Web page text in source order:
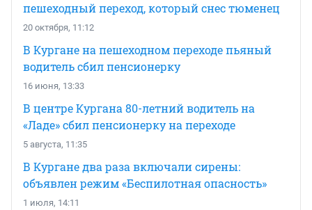
пешеходный переход, который снес тюменец
20 октября, 11:12
В Кургане на пешеходном переходе пьяный
водитель сбил пенсионерку
16 июня, 13:33
В центре Кургана 80-летний водитель на
«Ладе» сбил пенсионерку на переходе
5 августа, 11:35
В Кургане два раза включали сирены:
объявлен режим «Беспилотная опасность»
1 июля, 14:11